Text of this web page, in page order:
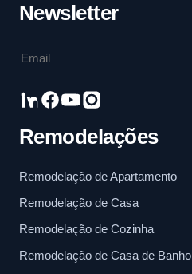
Newsletter
Remodelações
Remodelação de Apartamento
Remodelação de Casa
Remodelação de Cozinha
Remodelação de Casa de Banho